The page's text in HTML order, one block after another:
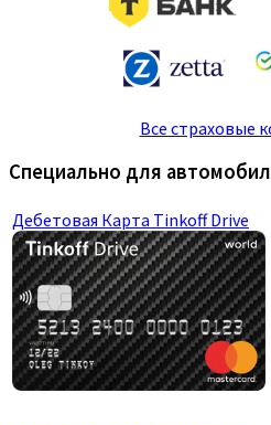
Все страховые
Специально для
Дебетовая Карта Tinkoff Drive